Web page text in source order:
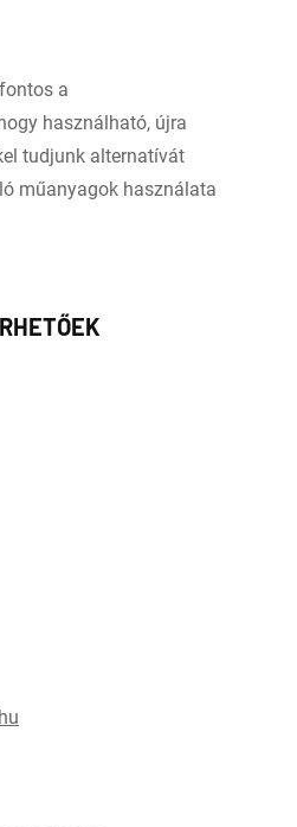
a
használható, újra
tudjunk alternatívát
műanyagok használata